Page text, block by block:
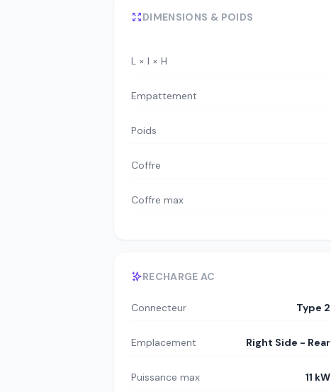
DIMENSIONS & POIDS
L × l × H
Empattement
Poids
Coffre
Coffre max
RECHARGE AC
Connecteur Type 2
Emplacement Right Side - Rear
Puissance max 11 kW